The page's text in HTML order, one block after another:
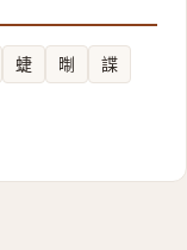
蜨 㫼
諜